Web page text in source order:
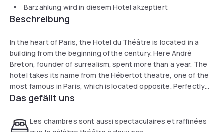
Barzahlung wird in diesem Hotel akzeptiert
Beschreibung
In the heart of Paris, the Hotel du Théâtre is located in a
building from the beginning of the century. Here André
Breton, founder of surrealism, spent more than a year. The
hotel takes its name from the Hébertot theatre, one of the
most famous in Paris, which is located opposite. Perfectly
located in the 17th arrondissement of Paris, one of the
away from the Champs-Elysées, Montmartre or the Parc
Monceau. Moreover, located three minutes from the Villiers
Das gefällt uns
Les chambres sont aussi spectaculaires et raffinées